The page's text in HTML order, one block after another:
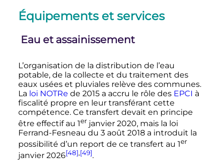
Équipements et services
Eau et assainissement
L’organisation de la distribution de l’eau
potable, de la collecte et du traitement des
eaux usées et pluviales relève des communes.
La loi NOTRe de 2015 a accru le rôle des EPCI à
fiscalité propre en leur transférant cette
compétence. Ce transfert devait en principe
être effectif au 1erjanvier 2020, mais la loi
Ferrand-Fesneau du 3 août 2018a introduit la
possibilité d’un report de ce transfert au 1er
janvier 2026[48],[49].